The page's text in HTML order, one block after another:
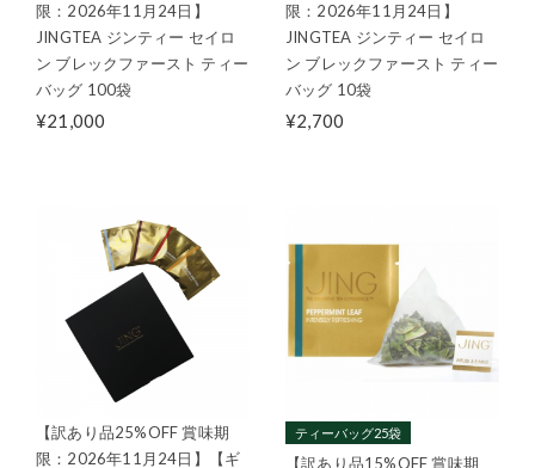
限：2026年11月24日】
JINGTEA ジンティー セイロ
ン ブレックファースト ティー
バッグ 100袋
¥21,000
限：2026年11月24日】
JINGTEA ジンティー セイロ
ン ブレックファースト ティー
バッグ 10袋
¥2,700
【訳あり品25%OFF 賞味期
限：2026年11月24日】【ギ
ティーバッグ25袋
【訳あり品15%OFF 賞味期